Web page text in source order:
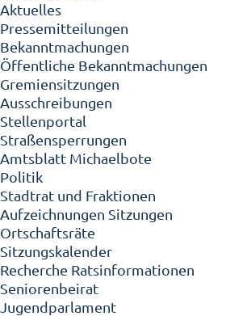
Aktuelles
Pressemitteilungen
Bekanntmachungen
Öffentliche Bekanntmachungen
Gremiensitzungen
Ausschreibungen
Stellenportal
Straßensperrungen
Amtsblatt Michaelbote
Politik
Stadtrat und Fraktionen
Aufzeichnungen Sitzungen
Ortschaftsräte
Sitzungskalender
Recherche Ratsinformationen
Seniorenbeirat
Jugendparlament